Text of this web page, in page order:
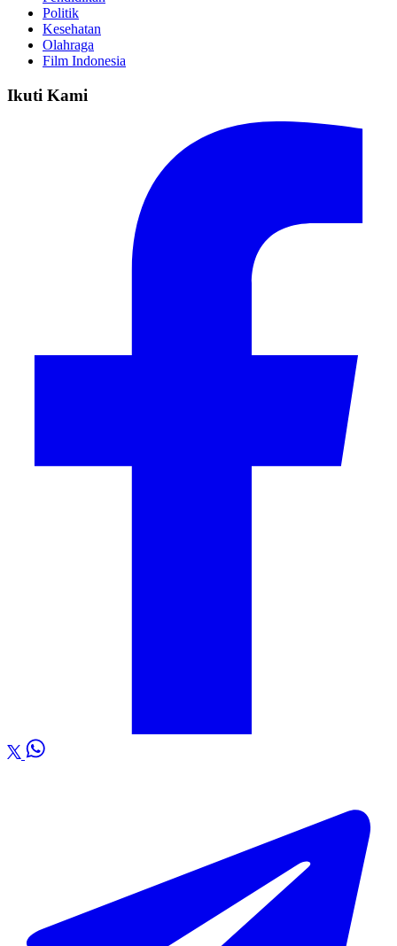
Politik
Kesehatan
Olahraga
Film Indonesia
Ikuti Kami